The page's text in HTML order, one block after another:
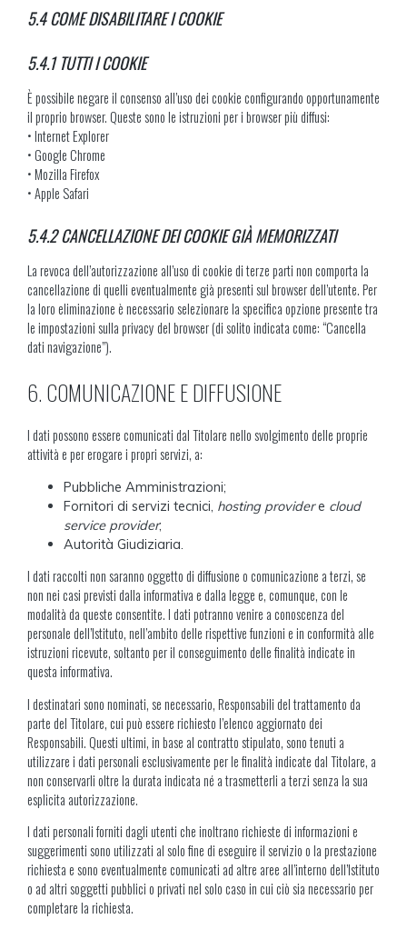
5.4 COME DISABILITARE I COOKIE
5.4.1 TUTTI I COOKIE
È possibile negare il consenso all’uso dei cookie configurando opportunamente
il proprio browser. Queste sono le istruzioni per i browser più diffusi:
• Internet Explorer
• Google Chrome
• Mozilla Firefox
• Apple Safari
5.4.2 CANCELLAZIONE DEI COOKIE GIÀ MEMORIZZATI
La revoca dell’autorizzazione all’uso di cookie di terze parti non comporta la
cancellazione di quelli eventualmente già presenti sul browser dell’utente. Per
la loro eliminazione è necessario selezionare la specifica opzione presente tra
le impostazioni sulla privacy del browser (di solito indicata come: “Cancella
dati navigazione”).
6. COMUNICAZIONE E DIFFUSIONE
I dati possono essere comunicati dal Titolare nello svolgimento delle proprie
attività e per erogare i propri servizi, a:
Pubbliche Amministrazioni;
Fornitori di servizi tecnici, hosting providere cloud
service provider;
Autorità Giudiziaria.
I dati raccolti non saranno oggetto di diffusione o comunicazione a terzi, se
non nei casi previsti dalla informativa e dalla legge e, comunque, con le
modalità da queste consentite. I dati potranno venire a conoscenza del
personale dell’Istituto, nell’ambito delle rispettive funzioni e in conformità alle
istruzioni ricevute, soltanto per il conseguimento delle finalità indicate in
questa informativa.
I destinatari sono nominati, se necessario, Responsabili del trattamento da
parte del Titolare, cui può essere richiesto l’elenco aggiornato dei
Responsabili. Questi ultimi, in base al contratto stipulato, sono tenuti a
utilizzare i dati personali esclusivamente per le finalità indicate dal Titolare, a
non conservarli oltre la durata indicata né a trasmetterli a terzi senza la sua
esplicita autorizzazione.
I dati personali forniti dagli utenti che inoltrano richieste di informazioni e
suggerimenti sono utilizzati al solo fine di eseguire il servizio o la prestazione
richiesta e sono eventualmente comunicati ad altre aree all’interno dell’Istituto
o ad altri soggetti pubblici o privati nel solo caso in cui ciò sia necessario per
completare la richiesta.